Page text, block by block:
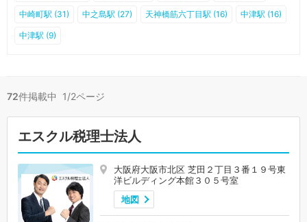
中崎町駅 (31) 中之島駅 (27) 天神橋筋六丁目駅 (16) 中津駅 (16)
中津駅 (9)
72件掲載中 1/2ページ
エスクル税理士法人
大阪府大阪市北区 芝田２丁目３番１９号東
洋ビルディング本館３０５号室
地図